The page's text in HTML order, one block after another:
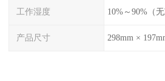
工作湿度 10%～90%（无
产品尺寸 298mm ×